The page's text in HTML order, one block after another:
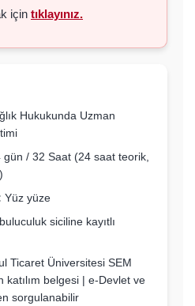
için tıklayınız.
Hukukunda Uzman
gün / 32 Saat (24 saat teorik,
Yüz yüze
siciline kayıtlı
Ticaret Üniversitesi SEM
katılım belgesi | e-Devlet ve
sorgulanabilir